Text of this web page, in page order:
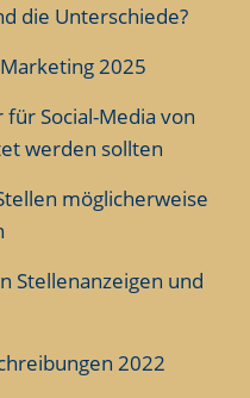
die Unterschiede?
2025
Social-Media von
werden sollten
möglicherweise
Stellenanzeigen und
2022